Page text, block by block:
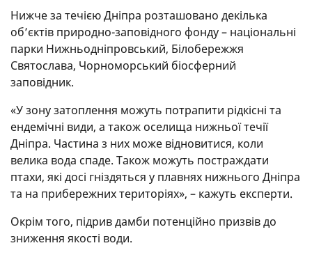
Нижче за течією Дніпра розташовано декілька
об’єктів природно-заповідного фонду – національні
парки Нижньодніпровський, Білобережжя
Святослава, Чорноморський біосферний
заповідник.
«У зону затоплення можуть потрапити рідкісні та
ендемічні види, а також оселища нижньої течії
Дніпра. Частина з них може відновитися, коли
велика вода спаде. Також можуть постраждати
птахи, які досі гніздяться у плавнях нижнього Дніпра
та на прибережних територіях», – кажуть експерти.
Окрім того, підрив дамби потенційно призвів до
зниження якості води.